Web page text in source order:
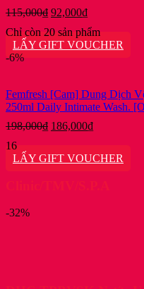
115,000₫ Giá
là:
115,000₫.
92,000₫Giá
hiện
tại
là:
Chỉ còn 20 sản phẩm
LẤY GIFT VOUCHER
-6%
Femfresh [Cam] Dung Dịch
250ml Daily Intimate Wash.
198,000₫ Giá
198,000₫.
186,000₫Giá
là:
16
LẤY GIFT VOUCHER
-32%